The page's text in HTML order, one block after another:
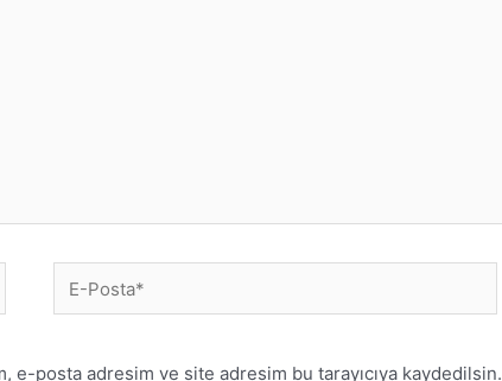
e-posta adresim ve site adresim bu tarayıcıya kaydedilsin.